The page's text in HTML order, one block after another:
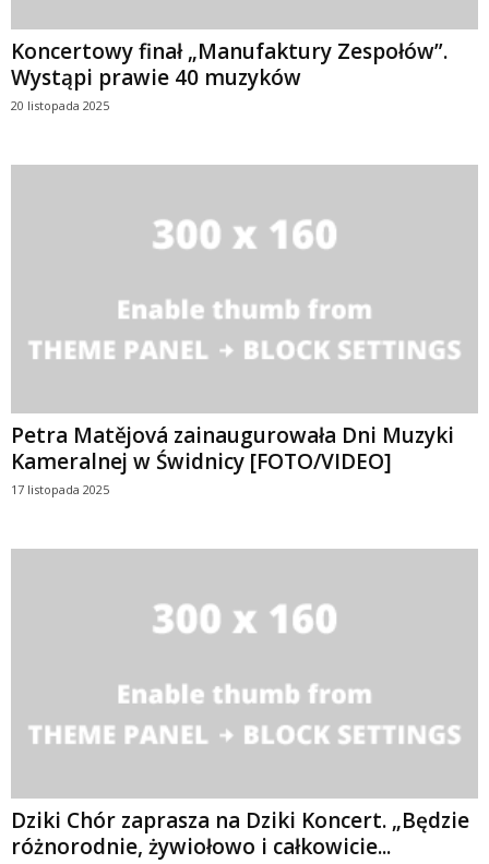
Koncertowy finał „Manufaktury Zespołów”.
Wystąpi prawie 40 muzyków
20 listopada 2025
Petra Matějová zainaugurowała Dni Muzyki
Kameralnej w Świdnicy [FOTO/VIDEO]
17 listopada 2025
Dziki Chór zaprasza na Dziki Koncert. „Będzie
różnorodnie, żywiołowo i całkowicie...